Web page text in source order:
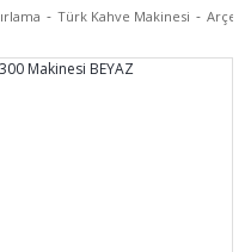
Türk Kahve Makinesi